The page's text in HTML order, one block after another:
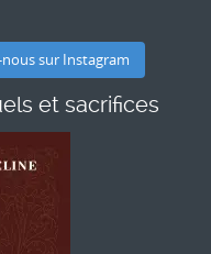
nous sur Instagram
et sacrifices